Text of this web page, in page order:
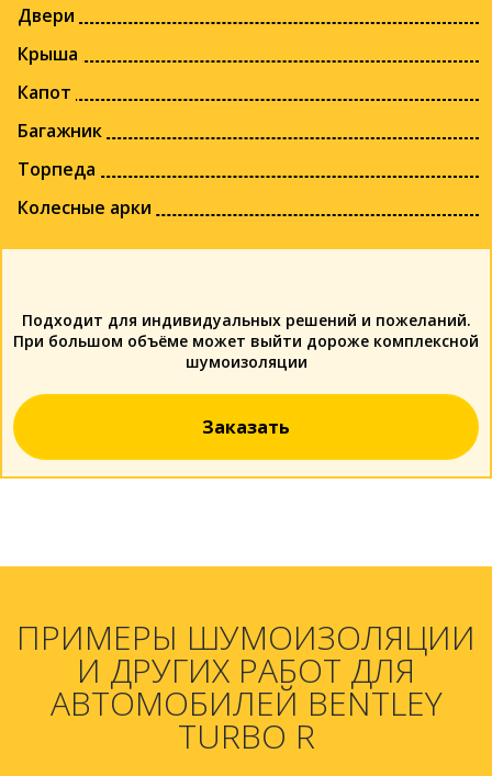
Двери
Крыша
Капот
Багажник
Торпеда
Колесные арки
Подходит для индивидуальных решений и пожеланий.
При большом объёме может выйти дороже комплексной
шумоизоляции
Заказать
ПРИМЕРЫ ШУМОИЗОЛЯЦИИ
И ДРУГИХ РАБОТ ДЛЯ
АВТОМОБИЛЕЙ BENTLEY
TURBO R